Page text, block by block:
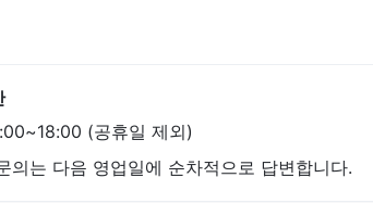
(공휴일 제외)
의는 다음 영업일에 순차적으로 답변합니다.